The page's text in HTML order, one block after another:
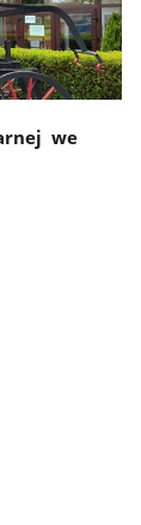
we